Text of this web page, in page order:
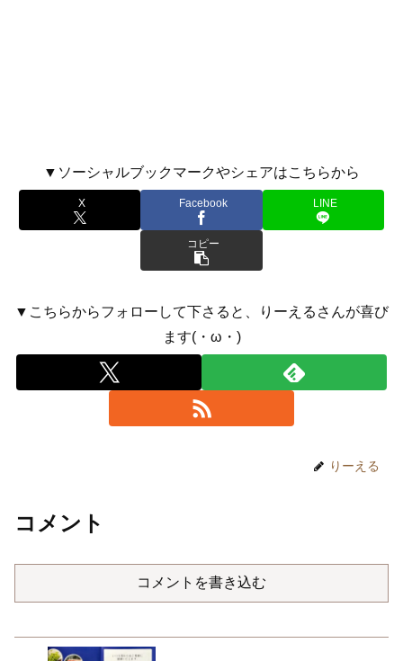
▼ソーシャルブックマークやシェアはこちらから
X Facebook LINE
コピー
▼こちらからフォローして下さると、りーえるさんが喜び
ます(・ω・)
りーえる
コメント
コメントを書き込む